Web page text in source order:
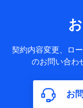
サービス提供等を通
基本情報
氏名、電話番号
属性、連絡先、d
構成、住所、dポ
含まれます。
利用情報
契約内容変更、ロ
のお問い合わ
お